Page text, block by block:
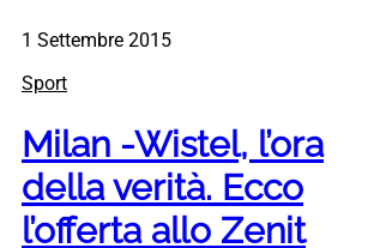
1 Settembre 2015
Sport
Milan -Wistel, l’ora
della verità. Ecco
l’offerta allo Zenit